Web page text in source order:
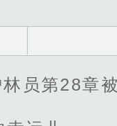
员第28章